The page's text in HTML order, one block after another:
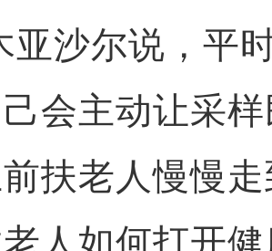
亚沙尔说，平
会主动让采
扶老人慢慢
人如何打开